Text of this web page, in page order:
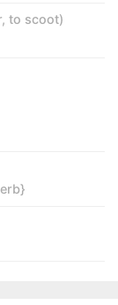
, to scoot)